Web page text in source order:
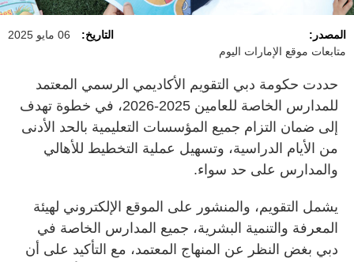
المصدر:
متابعات موقع الإمارات اليوم
التاريخ: 06 مايو 2025
حددت حكومة دبي التقويم الأكاديمي الرسمي المعتمد
للمدارس الخاصة للعامين 2025-2026، في خطوة تهدف
إلى ضمان التزام جميع المؤسسات التعليمية بالحد الأدنى
من الأيام الدراسية، وتسهيل عملية التخطيط للأهالي
والمدارس على حد سواء.
يشمل التقويم، والمنشور على الموقع الإلكتروني لهيئة
المعرفة والتنمية البشرية، جميع المدارس الخاصة في
دبي بغض النظر عن المنهاج المعتمد، مع التأكيد على أن